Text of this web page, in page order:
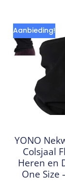
Aanbieding!
YONO
Colsjaal
Heren en
One Size